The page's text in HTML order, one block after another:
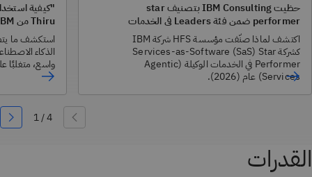
حظيت IBM Consulting بتصنيف star
performer ضمن فئة Leaders في الخدمات
الوكيلة (Agentic Services)
اكتشف لماذا صنّفت مؤسسة HFS شركة IBM
كشركة Services-as-Software (SaS) Star
Performer في الخدمات الوكيلة (Agentic
Services) عام (2026).
"كيفية
Thiru من IBM
استكشف ما
الذكاء
واسع، متغلبًا
القدرات